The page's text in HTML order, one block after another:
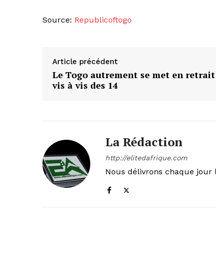
Source: Republicoftogo
Article précédent
Le Togo autrement se met en retrait
vis à vis des 14
La Rédaction
http://elitedafrique.com
Nous délivrons chaque